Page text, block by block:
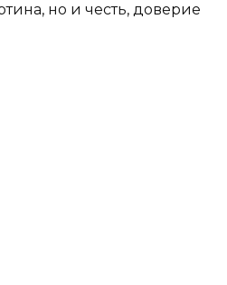
но и честь, доверие